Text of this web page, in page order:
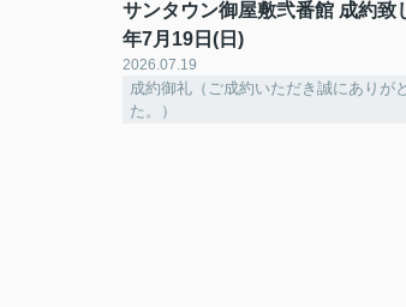
サンタウン御屋敷弐番館 成約
年7月19日(日)
2026.07.19
成約御礼（ご成約いただき誠にありが
た。）